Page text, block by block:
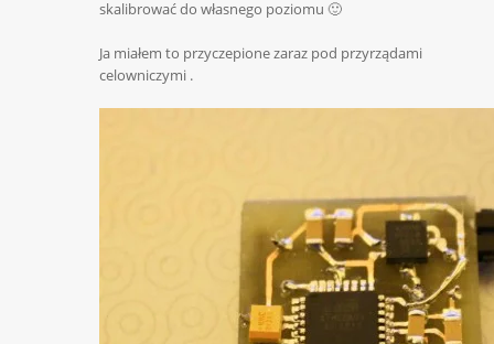
skalibrować do własnego poziomu 🙂
Ja miałem to przyczepione zaraz pod przyrządami
celowniczymi .